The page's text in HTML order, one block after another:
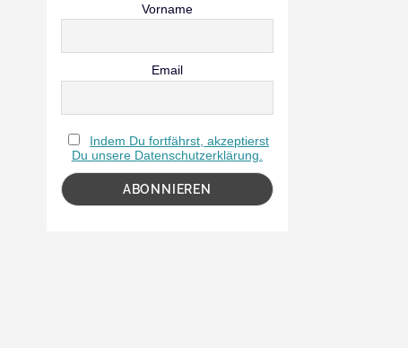
Vorname
Email
Indem Du fortfährst, akzeptierst
Du unsere Datenschutzerklärung.